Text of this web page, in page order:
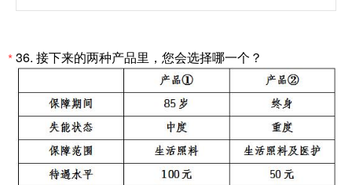
*36. 接下来的两种产品里，您会选择哪一个？